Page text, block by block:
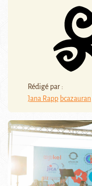
Rédigé par :
Jana Rapp bcazauran